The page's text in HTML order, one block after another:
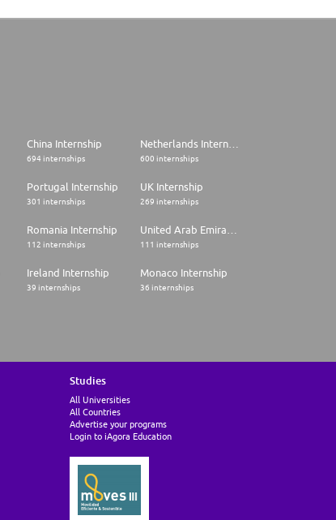
China Internship
694 internships 600 internships
Portugal Internship
301 internships
UK Internship
269 internships
Romania Internship
112 internships 111 internships
Ireland Internship
39 internships
Monaco Internship
36 internships
Studies
All Universities
All Countries
Advertise your programs
Login to iAgora Education